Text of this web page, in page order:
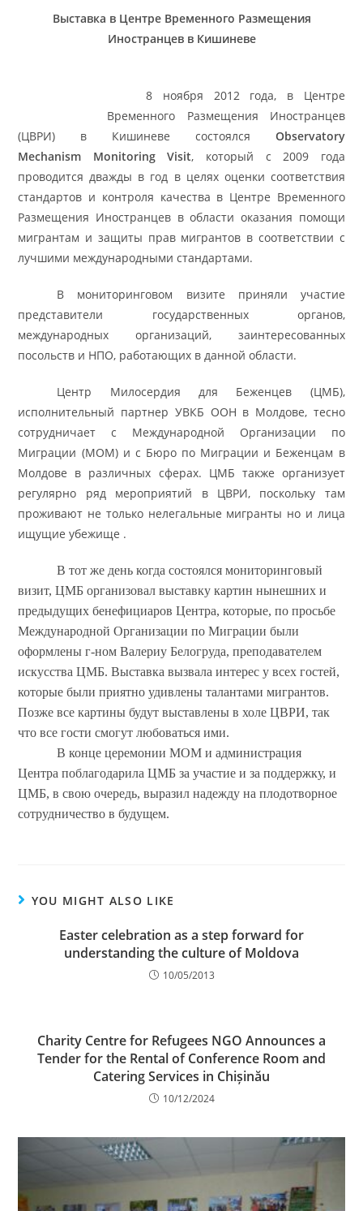
Выставка в Центре Временного Размещения
Иностранцев в Кишиневе
8 ноября 2012 года, в Центре
Временного Размещения Иностранцев
(ЦВРИ) в Кишиневе состоялся Observatory
Mechanism
Monitoring Visit, который с 2009 года
проводится дважды в год в целях оценки соответствия
стандартов и контроля качества в Центре Временного
Размещения Иностранцев в области оказания помощи
мигрантам и защиты прав мигрантов в соответствии с
лучшими международными стандартами.
В мониторинговом визите приняли участие
представители государственных органов,
международных организаций, заинтересованных
посольств и НПО, работающих в данной области.
Центр Милосердия для Беженцев (ЦМБ),
исполнительный партнер УВКБ ООН в Молдове, тесно
сотрудничает с Международной Организации по
Миграции (МОМ) и с Бюро по Миграции и Беженцам в
Молдове в различных сферах. ЦМБ также организует
регулярно ряд мероприятий в ЦВРИ,
поскольку там
проживают не только нелегальные мигранты но и лица
ищущие убежище .
В тот же день когда состоялся мониторинговый
визит, ЦМБ организовал выставку картин нынешних и
предыдущих бенефициаров Центра, которые, по просьбе
Международной Организации по Миграции были
оформлены г-ном Валериу Белогруда, преподавателем
искусства ЦМБ. Выставка вызвала интерес у всех гостей,
которые были приятно удивлены талантами мигрантов.
Позже все картины будут выставлены в холе ЦВРИ, так
что все гости смогут любоваться ими.
В конце церемонии МОМ и администрация
Центра поблагодарила ЦМБ за участие и за поддержку, и
ЦМБ, в свою очередь, выразил надежду на плодотворное
сотрудничество в будущем.
YOU MIGHT ALSO LIKE
Easter celebration as a step forward for
understanding the culture of Moldova
10/05/2013
Charity Centre for Refugees NGO Announces a
Tender for the Rental of Conference Room and
Catering Services in Chișinău
10/12/2024